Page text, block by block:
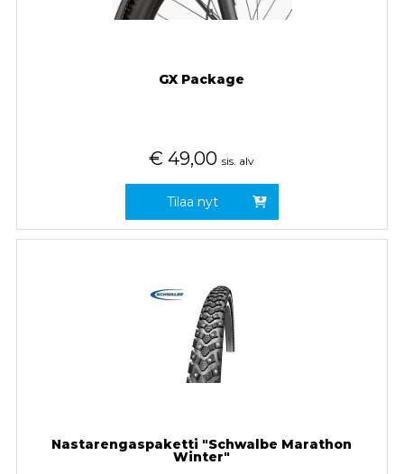
GX Package
€ 49,00 sis. alv
Tilaa nyt
Nastarengaspaketti "Schwalbe Marathon
Winter"